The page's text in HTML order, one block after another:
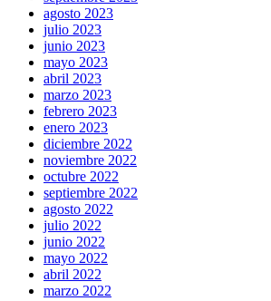
agosto 2023
julio 2023
junio 2023
mayo 2023
abril 2023
marzo 2023
febrero 2023
enero 2023
diciembre 2022
noviembre 2022
octubre 2022
septiembre 2022
agosto 2022
julio 2022
junio 2022
mayo 2022
abril 2022
marzo 2022